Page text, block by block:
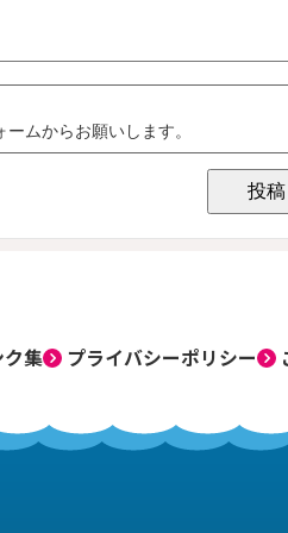
集 プライバシーポリシー